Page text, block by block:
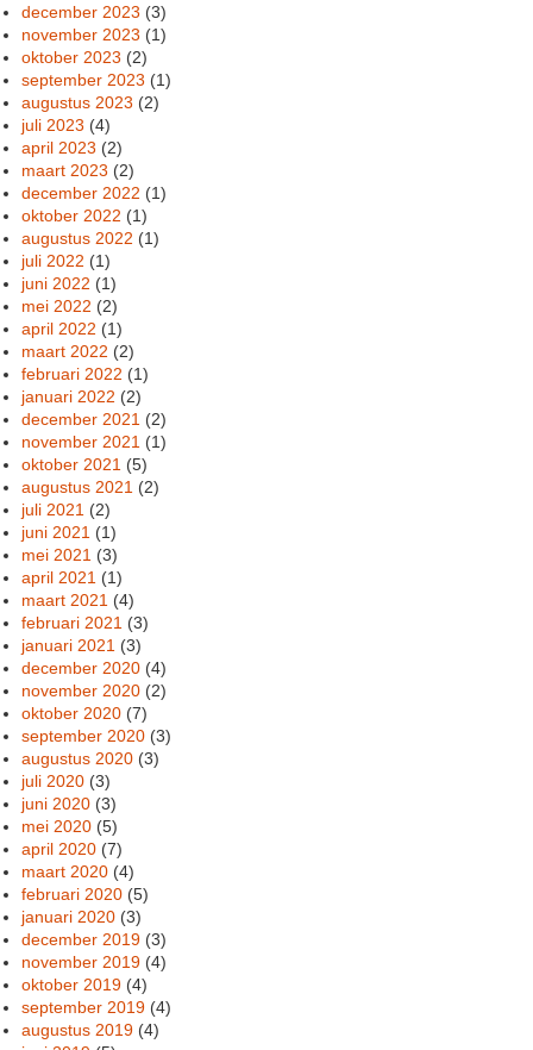
december 2023 (3)
november 2023 (1)
oktober 2023 (2)
september 2023 (1)
augustus 2023 (2)
juli 2023 (4)
april 2023 (2)
maart 2023 (2)
december 2022 (1)
oktober 2022 (1)
augustus 2022 (1)
juli 2022 (1)
juni 2022 (1)
mei 2022 (2)
april 2022 (1)
maart 2022 (2)
februari 2022 (1)
januari 2022 (2)
december 2021 (2)
november 2021 (1)
oktober 2021 (5)
augustus 2021 (2)
juli 2021 (2)
juni 2021 (1)
mei 2021 (3)
april 2021 (1)
maart 2021 (4)
februari 2021 (3)
januari 2021 (3)
december 2020 (4)
november 2020 (2)
oktober 2020 (7)
september 2020 (3)
augustus 2020 (3)
juli 2020 (3)
juni 2020 (3)
mei 2020 (5)
april 2020 (7)
maart 2020 (4)
februari 2020 (5)
januari 2020 (3)
december 2019 (3)
november 2019 (4)
oktober 2019 (4)
september 2019 (4)
augustus 2019 (4)